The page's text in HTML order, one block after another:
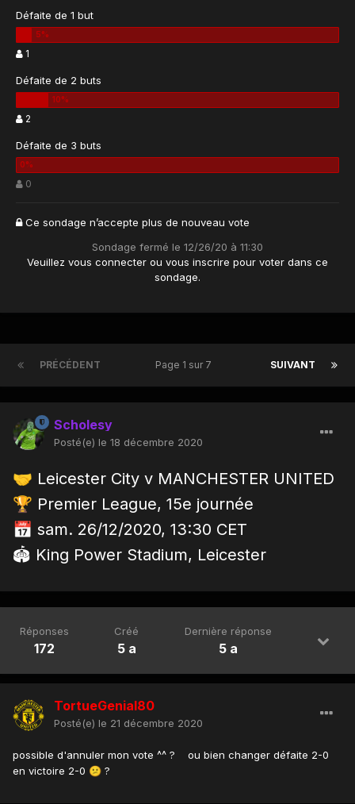
Défaite de 1 but
1
Défaite de 2 buts
2
Défaite de 3 buts
0
Ce sondage n’accepte plus de nouveau vote
Veuillez vous connecter ou vous inscrire pour voter dans ce
sondage.
Sondage fermé le 12/26/20 à 11:30
PRÉCÉDENT SUIVANT
Page 1 sur 7
Scholesy
Posté(e) le 18 décembre 2020
🤝 Leicester City v MANCHESTER UNITED
🏆 Premier League, 15e journée
📅 sam. 26/12/2020, 13:30 CET
🏟 King Power Stadium, Leicester
Réponses
172
Créé
5 a
Dernière réponse
5 a
TortueGenial80
Posté(e) le 21 décembre 2020
possible d'annuler mon vote ^^ ? ou bien changer défaite 2-0
en victoire 2-0 😕 ?